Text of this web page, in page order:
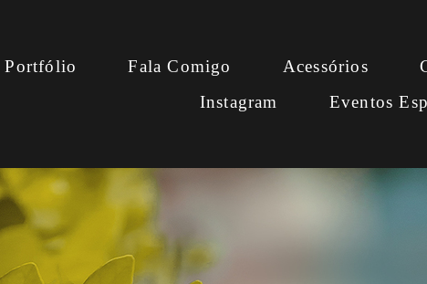
Portfólio Fala Comigo Acessórios
Instagram
Eventos